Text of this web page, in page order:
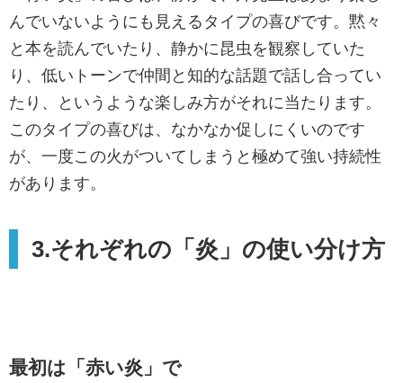
んでいないようにも見えるタイプの喜びです。黙々
と本を読んでいたり、静かに昆虫を観察していた
り、低いトーンで仲間と知的な話題で話し合ってい
たり、というような楽しみ方がそれに当たります。
このタイプの喜びは、なかなか促しにくいのです
が、一度この火がついてしまうと極めて強い持続性
があります。
3.それぞれの「炎」の使い分け方
最初は「赤い炎」で